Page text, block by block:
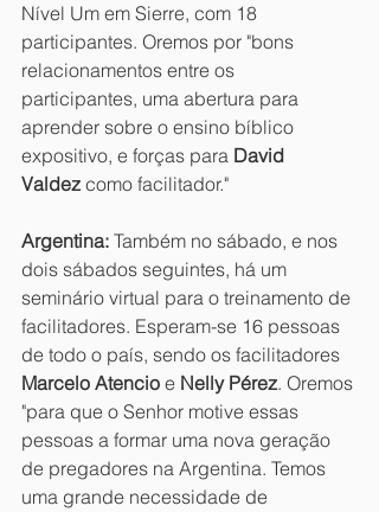
Nível Um em Sierre, com 18
participantes. Oremos por "bons
relacionamentos entre os
participantes, uma abertura para
aprender sobre o ensino bíblico
expositivo, e forças para David
Valdez como facilitador."
Argentina: Também no sábado, e nos
dois sábados seguintes, há um
seminário virtual para o treinamento de
facilitadores. Esperam-se 16 pessoas
de todo o país, sendo os facilitadores
Marcelo Atencio e Nelly Pérez. Oremos
"para que o Senhor motive essas
pessoas a formar uma nova geração
de pregadores na Argentina. Temos
uma grande necessidade de